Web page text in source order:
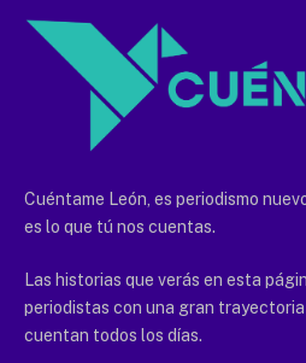
Cuéntame León, es periodismo
es lo que tú nos cuentas.
Las historias que verás en esta
periodistas con una gran
cuentan todos los días.